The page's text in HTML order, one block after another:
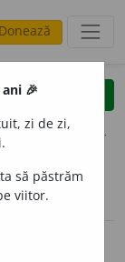
Donează
clear
opțiuni
🎉
zi de zi,
să păstrăm
viitor.